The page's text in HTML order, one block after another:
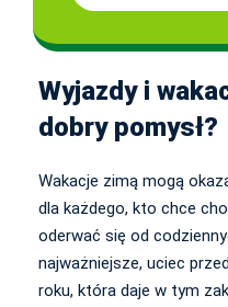
Wyjazdy i
dobry pomysł?
Wakacje zimą mogą
dla każdego, kto chce
oderwać się od
najważniejsze, uciec
roku, która daje w tym